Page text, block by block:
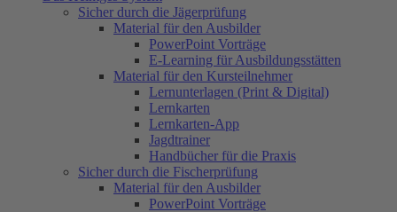
Sicher durch die Jägerprüfung
Material für den Ausbilder
PowerPoint Vorträge
E-Learning für Ausbildungsstätten
Material für den Kursteilnehmer
Lernunterlagen (Print & Digital)
Lernkarten
Lernkarten-App
Jagdtrainer
Handbücher für die Praxis
Sicher durch die Fischerprüfung
Material für den Ausbilder
PowerPoint Vorträge